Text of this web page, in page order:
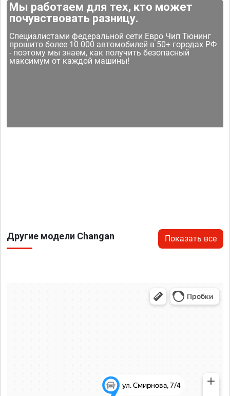
Мы работаем для тех, кто может
почувствовать разницу.
Специалистами федеральной сети Евро Чип Тюнинг
прошито более 10 000 автомобилей в 50+ городах РФ
- поэтому мы знаем, как получить безопасный
максимум от каждой машины!
Другие модели Changan Показать все